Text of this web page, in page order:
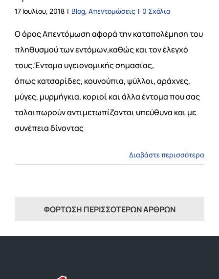
17 Ιουλίου, 2018 | Blog, Απεντομώσεις | 0 Σχόλια
Ο όρος Απεντόμωση αφορά την καταπολέμηση του
πληθυσμού των εντόμων,καθώς και τον έλεγχό
τους.Έντομα υγειονομικής σημασίας,
όπως κατσαρίδες, κουνούπια, ψύλλοι, αράχνες,
μύγες, μυρμήγκια, κοριοί και άλλα έντομα που σας
ταλαιπωρούν αντιμετωπίζονται υπεύθυνα και με
συνέπεια δίνοντας
Διαβάστε περισσότερα
ΦΌΡΤΩΣΗ ΠΕΡΙΣΣΌΤΕΡΩΝ ΆΡΘΡΩΝ